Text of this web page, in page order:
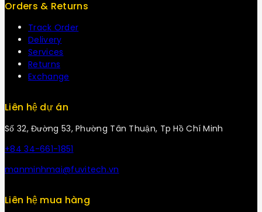
Orders & Returns
Track Order
Delivery
Services
Returns
Exchange
Liên hệ dự án
Số 32, Đường 53, Phường Tân Thuận, Tp Hồ Chí Minh
+84 34-661-1851
manminhmai@fuvitech.vn
Liên hệ mua hàng